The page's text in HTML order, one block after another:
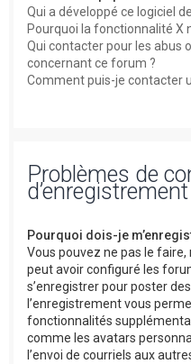
Qui a développé ce logiciel
Pourquoi la fonctionnalité X
Qui contacter pour les abus
concernant ce forum ?
Comment puis-je contacter
Problèmes de
d’enregistrement
Pourquoi dois-je
Vous pouvez ne pas le
peut avoir configuré les
s’enregistrer pour poster
l’enregistrement vous
fonctionnalités
comme les avatars
l’envoi de courriels aux